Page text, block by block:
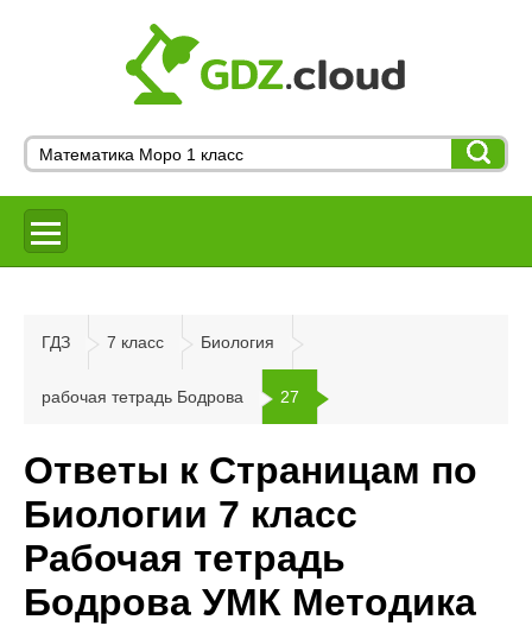
ГДЗ 7 класс Биология
рабочая тетрадь Бодрова 27
Ответы к Страницам по
Биологии 7 класс
Рабочая тетрадь
Бодрова УМК Методика